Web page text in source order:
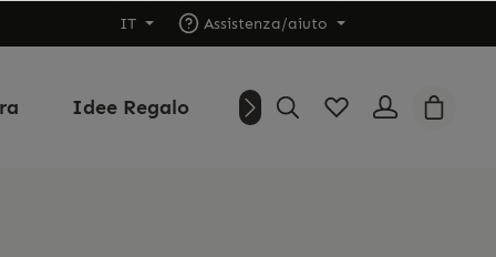
IT Assistenza/aiuto
Idee Regalo Outlet Chi siamo